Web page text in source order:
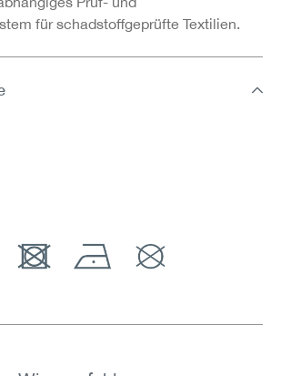
für schadstoffgeprüfte Textilien.